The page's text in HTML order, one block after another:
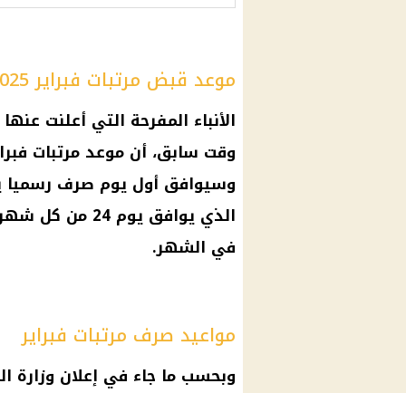
موعد قبض مرتبات فبراير 2025
الأنباء المفرحة التي أعلنت عنها
وقت سابق، أن موعد مرتبات
في الشهر.
مواعيد صرف مرتبات فبراير
وبحسب ما جاء في إعلان وزارة